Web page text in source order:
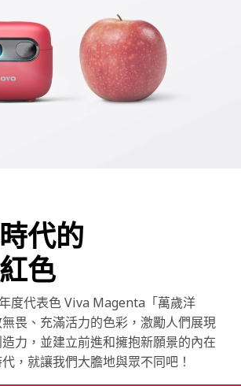
代的
色
度代表色 Viva Magenta「萬歲洋
畏、充滿活力的色彩，激勵人們展現
力，並建立前進和擁抱新願景的內在
，就讓我們大膽地與眾不同吧！